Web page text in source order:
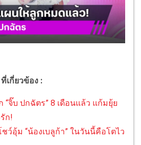
ที่เกี่ยวข้อง :
“จิ๊บ ปกฉัตร” 8 เดือนแล้ว แก้มยุ้ย
ก!
อุ้ม “น้องเบลูก้า” ในวันนี้คือโตไว